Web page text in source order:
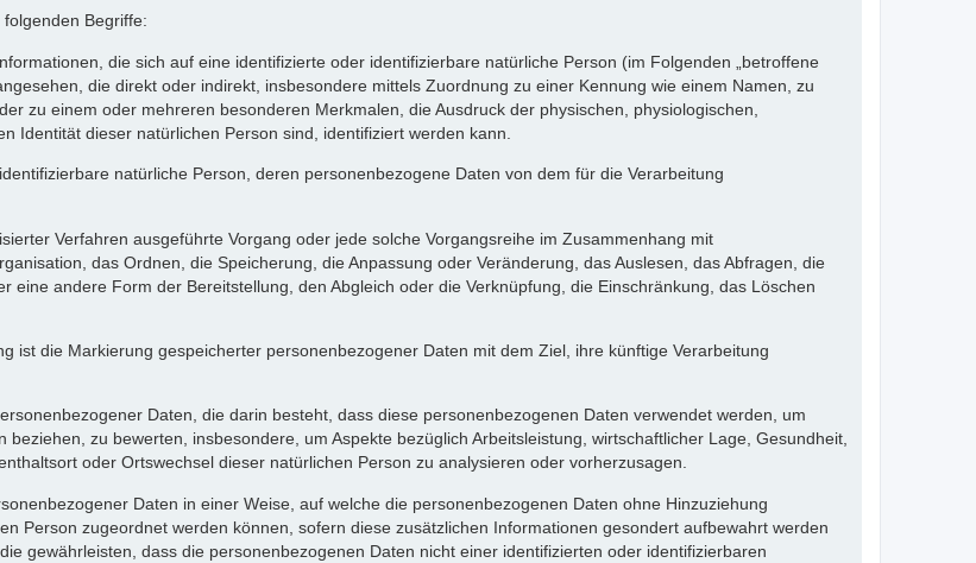
Begriffe:
die sich auf eine identifizierte oder identifizierbare natürliche Person (im Folgenden „betroffene
die direkt oder indirekt, insbesondere mittels Zuordnung zu einer Kennung wie einem Namen, zu
zu einem oder mehreren besonderen Merkmalen, die Ausdruck der physischen, physiologischen,
Identität dieser natürlichen Person sind, identifiziert werden kann.
natürliche Person, deren personenbezogene Daten von dem für die Verarbeitung
Verfahren ausgeführte Vorgang oder jede solche Vorgangsreihe im Zusammenhang mit
das Ordnen, die Speicherung, die Anpassung oder Veränderung, das Auslesen, das Abfragen, die
eine andere Form der Bereitstellung, den Abgleich oder die Verknüpfung, die Einschränkung, das Löschen
ist die Markierung gespeicherter personenbezogener Daten mit dem Ziel, ihre künftige Verarbeitung
Daten, die darin besteht, dass diese personenbezogenen Daten verwendet werden, um
zu bewerten, insbesondere, um Aspekte bezüglich Arbeitsleistung, wirtschaftlicher Lage, Gesundheit,
oder Ortswechsel dieser natürlichen Person zu analysieren oder vorherzusagen.
Daten in einer Weise, auf welche die personenbezogenen Daten ohne Hinzuziehung
Person zugeordnet werden können, sofern diese zusätzlichen Informationen gesondert aufbewahrt werden
gewährleisten, dass die personenbezogenen Daten nicht einer identifizierten oder identifizierbaren